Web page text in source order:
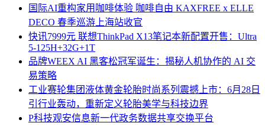
国际AI重构家用咖啡体验 咖啡自由 KAXFREE x ELLE
DECO 春季巡游上海站收官
快讯7999元 联想ThinkPad X13笔记本新配置开售：Ultra
5-125H+32G+1T
品牌WEEX AI 黑客松冠军诞生：揭秘人机协作的 AI 交
易策略
工业赛轮集团液体黄金轮胎时尚系列震撼上市：6月28日
引行业轰动，重新定义轮胎美学与科技边界
P科技观安信息新一代政务数据共享交换平台